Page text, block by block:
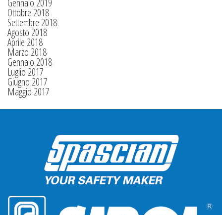
Gennaio 2019
Ottobre 2018
Settembre 2018
Agosto 2018
Aprile 2018
Marzo 2018
Gennaio 2018
Luglio 2017
Giugno 2017
Maggio 2017